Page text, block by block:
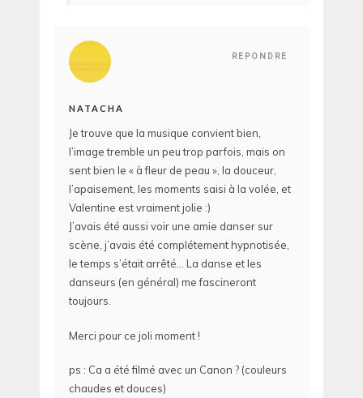
REPONDRE
NATACHA
Je trouve que la musique convient bien,
l’image tremble un peu trop parfois, mais on
sent bien le « à fleur de peau », la douceur,
l’apaisement, les moments saisi à la volée, et
Valentine est vraiment jolie :)
J’avais été aussi voir une amie danser sur
scène, j’avais été complétement hypnotisée,
le temps s’était arrêté… La danse et les
danseurs (en général) me fascineront
toujours.
Merci pour ce joli moment !
ps : Ca a été filmé avec un Canon ? (couleurs
chaudes et douces)